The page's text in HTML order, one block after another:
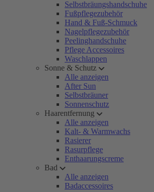
Selbstbräungshandschuhe
Fußpflegezubehör
Hand & Fuß-Schmuck
Nagelpflegezubehör
Peelinghandschuhe
Pflege Accessoires
Waschlappen
Sonne & Schutz
Alle anzeigen
After Sun
Selbstbräuner
Sonnenschutz
Haarentfernung
Alle anzeigen
Kalt- & Warmwachs
Rasierer
Rasurpflege
Enthaarungscreme
Bad
Alle anzeigen
Badaccessoires